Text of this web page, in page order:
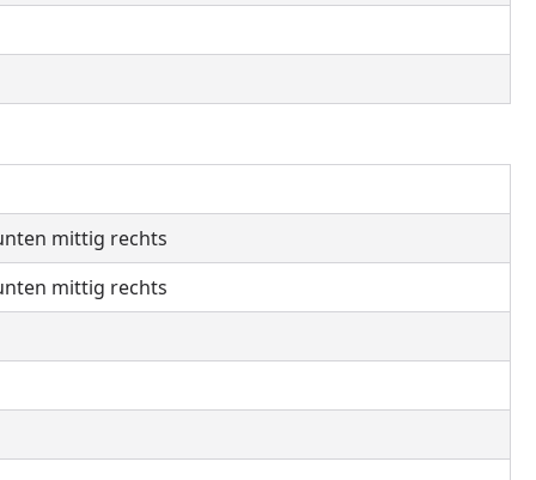
mittig rechts
mittig rechts